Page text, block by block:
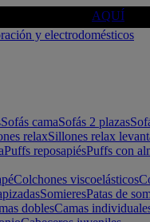
AQUÍ
Sofás camaSofás 2 plazas
relaxSillones relax
Puffs reposapiésPuffs con
Colchones viscoelásticos
SomieresPatas de
doblesCamas